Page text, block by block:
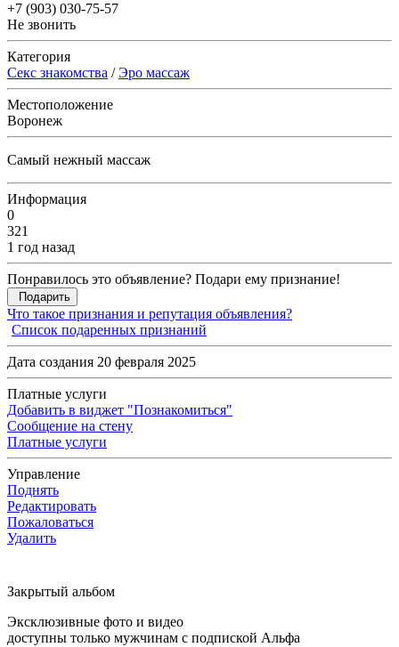
+7 (903) 030-75-57
Не звонить
Категория
Секс знакомства /Эро массаж
Местоположение
Воронеж
Самый нежный массаж
Информация
0
321
1 год назад
Понравилось это объявление? Подари ему признание!
Подарить
Что такое признания и репутация объявления?
Список подаренных признаний
Дата создания 20 февраля 2025
Платные услуги
Добавить в виджет "Познакомиться"
Сообщение на стену
Платные услуги
Управление
Поднять
Редактировать
Пожаловаться
Удалить
Закрытый альбом
Эксклюзивные фото и видео
доступны только мужчинам с подпиской Альфа